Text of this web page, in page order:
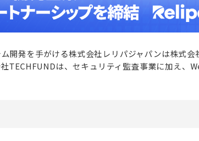
開発を手がける株式会社レリパジャパンは株式会
TECHFUNDは、セキュリティ監査事業に加え、